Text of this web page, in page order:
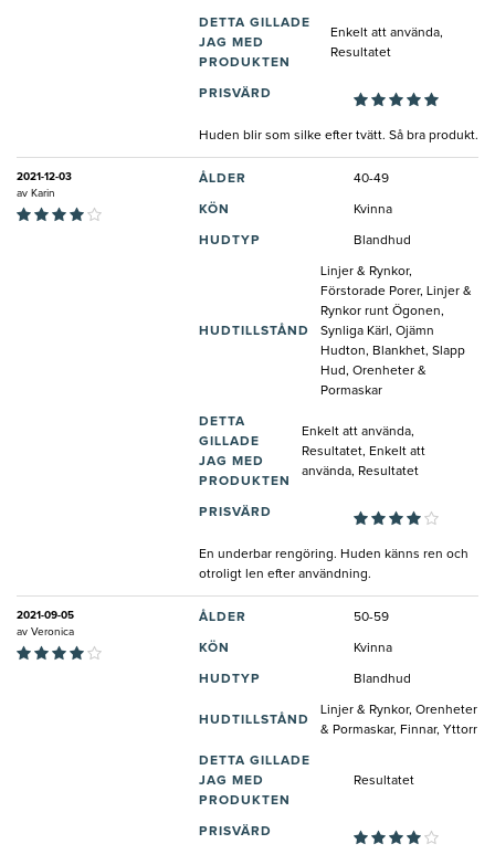
DETTA GILLADE
JAG MED
PRODUKTEN
Enkelt att använda,
Resultatet
PRISVÄRD
Huden blir som silke efter tvätt. Så bra produkt.
2021-12-03
av Karin
ÅLDER 40-49
KÖN Kvinna
HUDTYP Blandhud
HUDTILLSTÅND
Linjer & Rynkor,
Förstorade Porer, Linjer &
Rynkor runt Ögonen,
Synliga Kärl, Ojämn
Hudton, Blankhet, Slapp
Hud, Orenheter &
Pormaskar
DETTA
GILLADE
JAG MED
PRODUKTEN
Enkelt att använda,
Resultatet, Enkelt att
använda, Resultatet
PRISVÄRD
En underbar rengöring. Huden känns ren och
otroligt len efter användning.
2021-09-05
av Veronica
ÅLDER 50-59
KÖN Kvinna
HUDTYP Blandhud
HUDTILLSTÅND
Linjer & Rynkor, Orenheter
& Pormaskar, Finnar, Yttorr
DETTA GILLADE
JAG MED
PRODUKTEN
Resultatet
PRISVÄRD